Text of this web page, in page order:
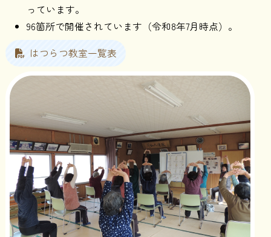
っています。
96箇所で開催されています（令和8年7月時点）。
はつらつ教室一覧表